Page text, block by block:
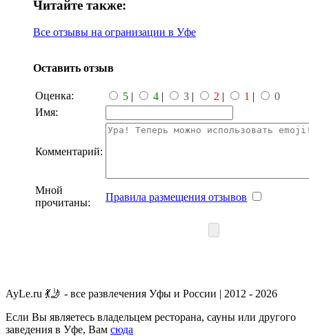
Читайте также:
Все отзывы на огранизации в Уфе
Оставить отзыв
Оценка: 5 | 4 | 3 | 2 | 1 |
0
Имя:
Комментарий:
Мной
прочитаны:
Правила размещения отзывов
AyLe.ru 💃🤳 - все развлечения Уфы и России | 2012 - 2026
Если Вы являетесь владельцем ресторана, сауны или другого
заведения в Уфе, Вам сюда